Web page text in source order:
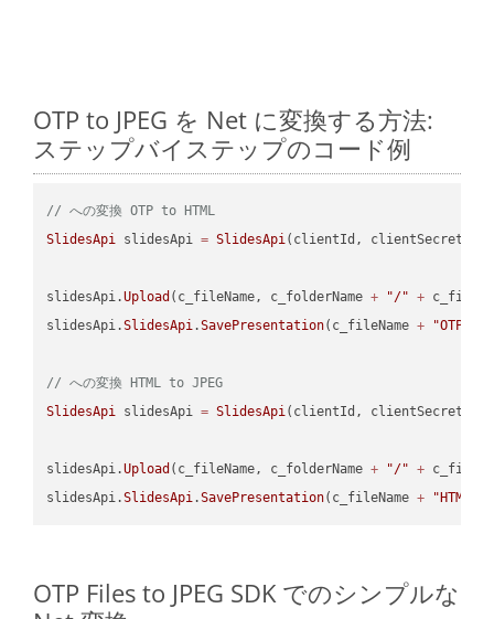
OTP to JPEG を Net に変換する方法:
ステップバイステップのコード例
// への変換 OTP to HTML
SlidesApi slidesApi = SlidesApi(clientId, clientSecret);
slidesApi.Upload (c_fileName, c_folderName + "/" +
slidesApi.SlidesApi.SavePresentation(c_fileName + "OTP"
// への変換 HTML to JPEG
SlidesApi slidesApi = SlidesApi(clientId, clientSecret);
slidesApi.Upload (c_fileName, c_folderName + "/" +
slidesApi.SlidesApi.SavePresentation(c_fileName + "HTML"
OTP Files to JPEG SDK でのシンプルな